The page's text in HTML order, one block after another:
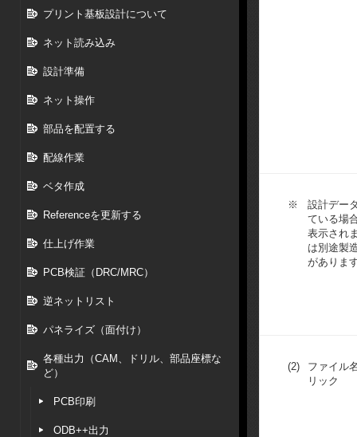
プリント基板設計について
ネット読み込み
設計準備
ネット操作
部品を配置する
配線作業
ベタ作成
Referenceを更新する
仕上げ作業
PCB検証（DRC/MRC）
逆ネットリスト
パネライズ（面付け）
各種出力（CAM、ドリル、部品座標な
ど）
PCB印刷
ODB++出力
※
設計デー
ている場
表示され
は別途製
がありま
(2)
ファイル
リック